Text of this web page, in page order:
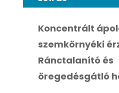
Koncentrált
szemkörnyéki
Ránctalanító és
öregedésgátló